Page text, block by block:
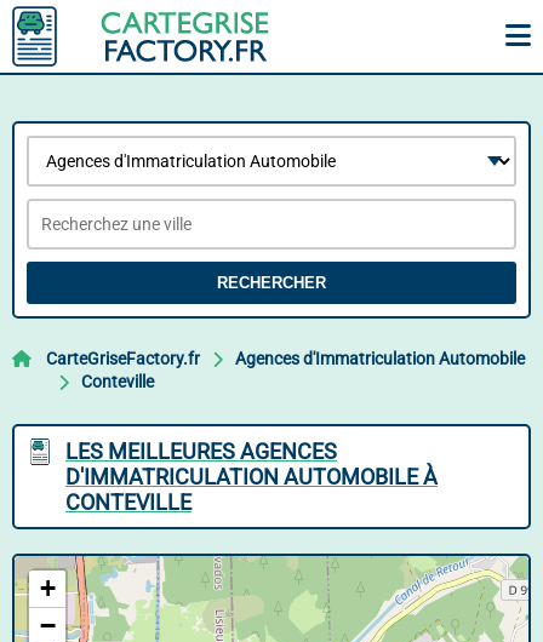
RECHERCHER
CarteGriseFactory.fr
Agences d'Immatriculation Automobile
Conteville
LES MEILLEURES AGENCES
D'IMMATRICULATION AUTOMOBILE À
CONTEVILLE
+
−